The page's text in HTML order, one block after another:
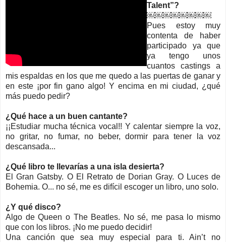
Talent”?
￼￼￼￼￼￼￼￼
Pues estoy muy
contenta de haber
participado ya que
ya tengo unos
cuantos castings a
mis espaldas en los que me quedo a las puertas de ganar y
en este ¡por fin gano algo! Y encima en mi ciudad, ¿qué
más puedo pedir?
¿Qué hace a un buen cantante?
¡¡Estudiar mucha técnica vocal!! Y calentar siempre la voz,
no gritar, no fumar, no beber, dormir para tener la voz
descansada...
¿Qué libro te llevarías a una isla desierta?
El Gran Gatsby. O El Retrato de Dorian Gray. O Luces de
Bohemia. O... no sé, me es difícil escoger un libro, uno solo.
¿Y qué disco?
Algo de Queen o The Beatles. No sé, me pasa lo mismo
que con los libros. ¡No me puedo decidir!
Una canción que sea muy especial para ti. Ain’t no